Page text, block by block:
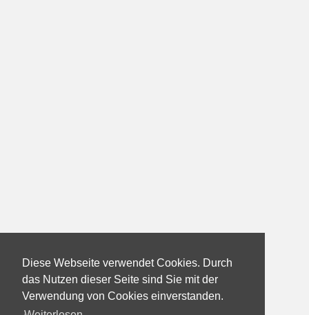
Diese Webseite verwendet Cookies. Durch
das Nutzen dieser Seite sind Sie mit der
Verwendung von Cookies einverstanden.